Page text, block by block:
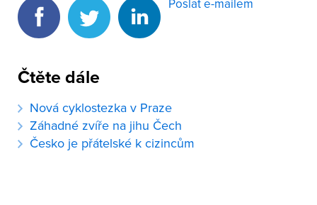
Poslat e-mailem
Čtěte dále
Nová cyklostezka v Praze
Záhadné zvíře na jihu Čech
Česko je přátelské k cizincům